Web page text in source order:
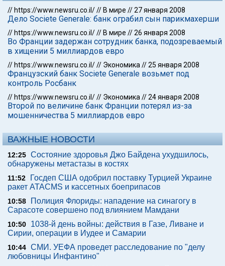
// https://www.newsru.co.il/// В мире //27 января 2008
Дело Societe Generale: банк ограбил сын парикмахерши
// https://www.newsru.co.il/// В мире //26 января 2008
Во Франции задержан сотрудник банка, подозреваемый
в хищении 5 миллиардов евро
// https://www.newsru.co.il/// Экономика //25 января 2008
Французский банк Societe Generale возьмет под
контроль Росбанк
// https://www.newsru.co.il/// Экономика //24 января 2008
Второй по величине банк Франции потерял из-за
мошенничества 5 миллиардов евро
ВАЖНЫЕ НОВОСТИ
12:25 Состояние здоровья Джо Байдена ухудшилось,
обнаружены метастазы в костях
11:52
Госдеп США одобрил поставку Турцией Украине
ракет ATACMS и кассетных боеприпасов
10:58
Полиция Флориды: нападение на синагогу в
Сарасоте совершено под влиянием Мамдани
10:50
1038-й день войны: действия в Газе, Ливане и
Сирии, операции в Иудее и Самарии
10:44 СМИ. УЕФА проведет расследование по "делу
любовницы Инфантино"